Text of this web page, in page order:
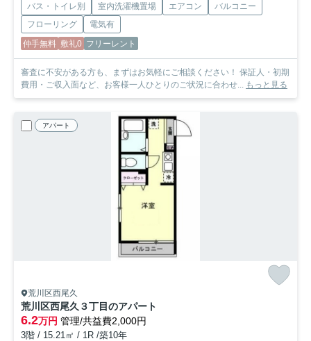
バス・トイレ別 室内洗濯機置場 エアコン
バルコニー
フローリング
電気有
仲手無料 敷礼0 フリーレント
審査に不安がある方も、まずはお気軽にご相談ください！ 保証人・初期
費用・ご収入面など、お客様一人ひとりのご状況に合わせ...
もっと見る
アパート
荒川区西尾久
荒川区西尾久３丁目のアパート
6.2万円 管理/共益費2,000円
3階 / 15.21㎡ / 1R /築10年